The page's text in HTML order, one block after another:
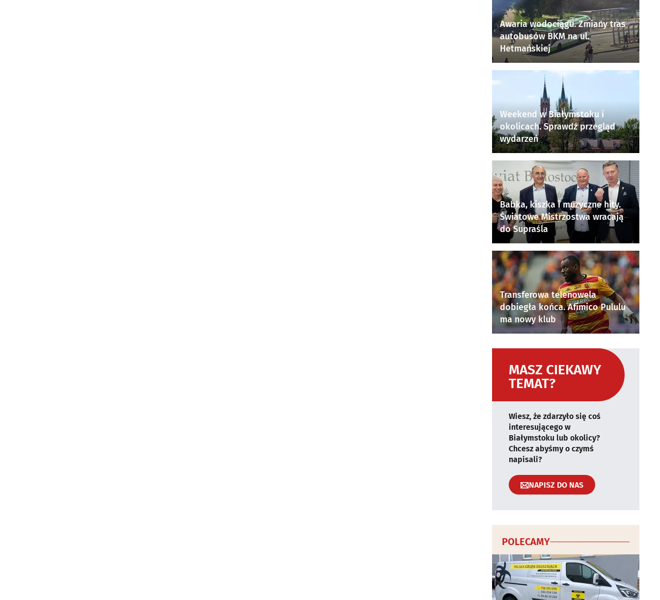
Awaria wodociągu. Zmiany tras
autobusów BKM na ul.
Hetmańskiej
Weekend w Białymstoku i
okolicach. Sprawdź przegląd
wydarzeń
Babka, kiszka i muzyczne hity.
Światowe Mistrzostwa wracają
do Supraśla
Transferowa telenowela
dobiegła końca. Afimico Pululu
ma nowy klub
MASZ CIEKAWY
TEMAT?
Wiesz, że zdarzyło się coś
interesującego w
Białymstoku lub okolicy?
Chcesz abyśmy o czymś
napisali?
NAPISZ DO NAS
POLECAMY